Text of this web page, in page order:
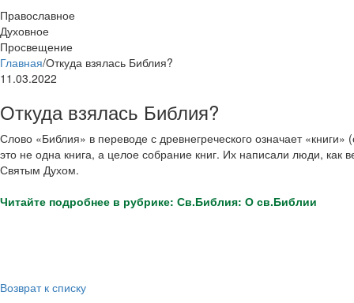
Православное
Духовное
Просвещение
Главная/Откуда взялась Библия?
11.03.2022
Откуда взялась Библия?
Слово «Библия» в переводе с древнегреческого означает «книги»
это не одна книга, а целое собрание книг. Их написали люди, как
Святым Духом.
Читайте подробнее в рубрике: Св.Библия: О св.Библии
Возврат к списку